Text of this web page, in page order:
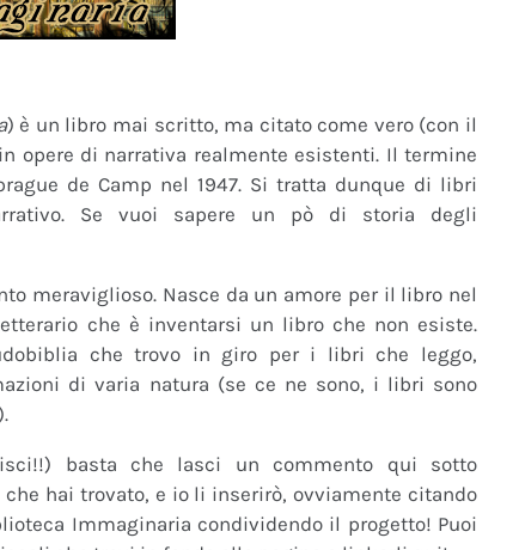
) è un libro mai scritto, ma citato come vero (con il
opere di narrativa realmente esistenti. Il termine
de Camp nel 1947. Si tratta dunque di libri
Se vuoi sapere un pò di storia degli
meraviglioso. Nasce da un amore per il libro nel
che è inventarsi un libro che non esiste.
che trovo in giro per i libri che leggo,
di varia natura (se ce ne sono, i libri sono
basta che lasci un commento qui sotto
hai trovato, e io li inserirò, ovviamente citando
Immaginaria condividendo il progetto! Puoi